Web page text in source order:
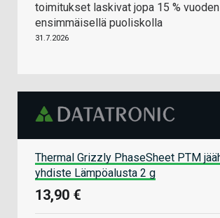
toimitukset laskivat jopa 15 % vuoden
ensimmäisellä puoliskolla
31.7.2026
Thermal Grizzly PhaseSheet PTM
yhdiste Lämpöalusta 2 g
13,90 €